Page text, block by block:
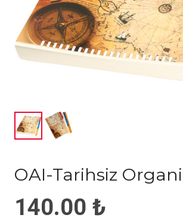
OAI-Tarihsiz
140.00 ₺